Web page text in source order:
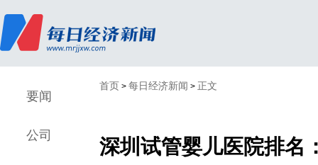
要闻
公司
首页 > 每日经济新闻 > 正文
深圳试管婴儿医院排名